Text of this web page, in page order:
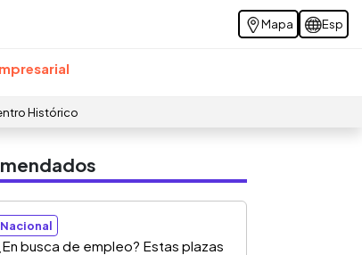
Mapa Esp
Histórico
Nacional
busca de empleo? Estas plazas